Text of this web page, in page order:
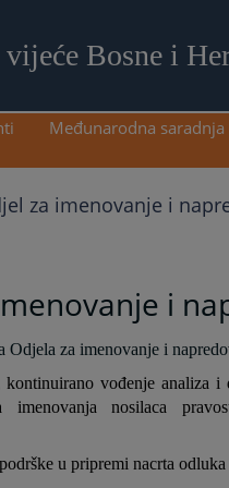
Bosne i
Međunarodna saradnja
za imenovanje i
i
Odjela za imenovanje i
kontinuirano vođenje analiza
imenovanja nosilaca
u pripremi nacrta